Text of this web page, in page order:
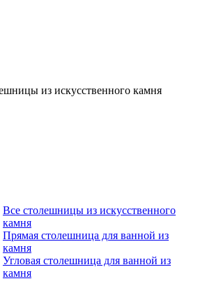
из искусственного камня
Все столешницы из искусственного
камня
Прямая столешница для ванной из
камня
Угловая столешница для ванной из
камня